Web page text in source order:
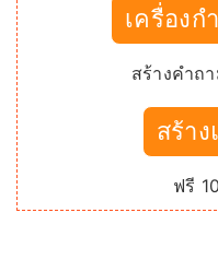
เครื่องก
สร้างคำถ
สร้า
ฟรี